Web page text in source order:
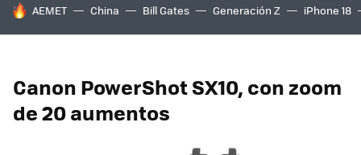
HOY SE HABLA DE
AEMET China Bill Gates Generación Z iPhone 18
Canon PowerShot SX10, con zoom
de 20 aumentos